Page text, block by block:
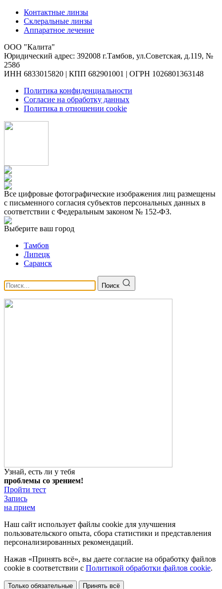
Контактные линзы
Склеральные линзы
Аппаратное лечение
ООО "Калита"
Юридический адрес: 392008 г.Тамбов, ул.Советская, д.119, №
258б
ИНН 6833015820 | КПП 682901001 | ОГРН 1026801363148
Политика конфиденциальности
Согласие на обработку данных
Политика в отношении cookie
Все цифровые фотографические изображения лиц размещены
с письменного согласия субъектов персональных данных в
соответствии с Федеральным законом № 152-ФЗ.
Выберите ваш город
Тамбов
Липецк
Саранск
Поиск
Узнай, есть ли у тебя
проблемы со зрением!
Пройти тест
Запись
на прием
Наш сайт использует файлы cookie для улучшения
пользовательского опыта, сбора статистики и представления
персонализированных рекомендаций.
Нажав «Принять всё», вы даете согласие на обработку файлов
cookie в соответствии с Политикой обработки файлов cookie.
Только обязательные Принять всё